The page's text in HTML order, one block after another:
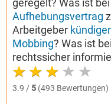
geregelt? Was ist bei
Aufhebungsvertrag
Arbeitgeber
Mobbing? Was ist
rechtssicher
3.9 / 5 (493 Bewertungen)